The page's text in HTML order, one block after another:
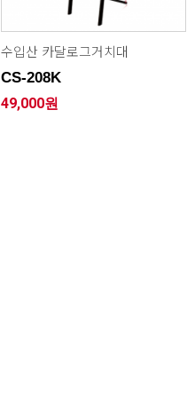
수입산 카달로그거치대
CS-208K
49,000원